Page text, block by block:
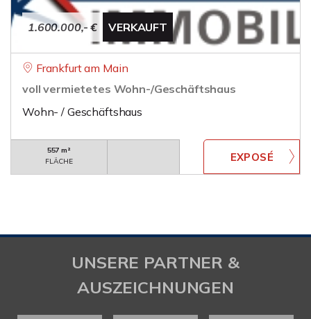
1.600.000,- € VERKAUFT
Frankfurt am Main
voll vermietetes Wohn-/Geschäftshaus
Wohn- / Geschäftshaus
557 m²
FLÄCHE
UNSERE PARTNER &
AUSZEICHNUNGEN